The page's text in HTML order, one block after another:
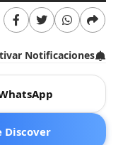
Notificaciones
Discover